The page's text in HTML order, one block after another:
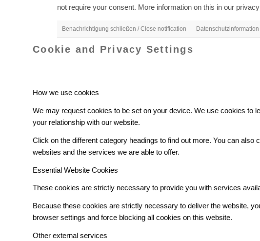
not require your consent. More information on this in our
Benachrichtigung schließen / Close notification
Cookie and Privacy Settings
How we use cookies
We may request cookies to be set on your device. We use cookies to
your relationship with our website.
Click on the different category headings to find out more. You can
websites and the services we are able to offer.
Essential Website Cookies
These cookies are strictly necessary to provide you with services
Because these cookies are strictly necessary to deliver the website,
browser settings and force blocking all cookies on this website.
Other external services